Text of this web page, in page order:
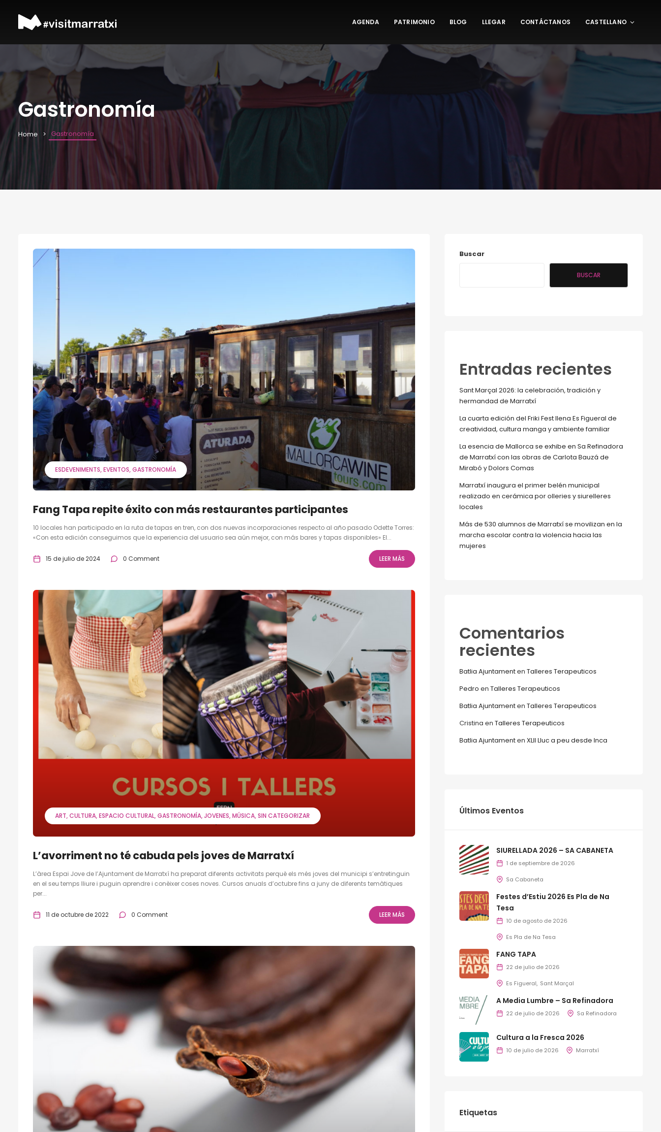
AGENDA PATRIMONIO BLOG LLEGAR CONTÁCTANOS CASTELLANO
Gastronomía
Home Gastronomía
ESDEVENIMENTS EVENTOS GASTRONOMÍA
Fang Tapa repite éxito con más restaurantes participantes
10 locales han participado en la ruta de tapas en tren, con dos nuevas incorporaciones respecto al año pasado Odette Torres:
«Con esta edición conseguimos que la experiencia del usuario sea aún mejor, con más bares y tapas disponibles» El...
15 de julio de 2024 0 Comment LEER MÁS
ART CULTURA ESPACIO CULTURAL GASTRONOMÍA JOVENES MÚSICA SIN CATEGORIZAR
L’avorriment no té cabuda pels joves de Marratxí
L’àrea Espai Jove de l’Ajuntament de Marratxí ha preparat diferents activitats perquè els més joves del municipi s’entretinguin
en el seu temps lliure i puguin aprendre i conèixer coses noves. Cursos anuals d’octubre fins a juny de diferents temàtiques
per...
11 de octubre de 2022 0 Comment LEER MÁS
Buscar
BUSCAR
Entradas recientes
Sant Marçal 2026: la celebración, tradición y
hermandad de Marratxí
La cuarta edición del Friki Fest llena Es Figueral de
creatividad, cultura manga y ambiente familiar
La esencia de Mallorca se exhibe en Sa Refinadora
de Marratxí con las obras de Carlota Bauzá de
Mirabó y Dolors Comas
Marratxí inaugura el primer belén municipal
realizado en cerámica por olleries y siurelleres
locales
Más de 530 alumnos de Marratxí se movilizan en la
marcha escolar contra la violencia hacia las
mujeres
Comentarios
recientes
Batlia Ajuntamenten Talleres Terapeuticos
Pedro en Talleres Terapeuticos
Batlia Ajuntamenten Talleres Terapeuticos
Cristina en Talleres Terapeuticos
Batlia Ajuntamenten XLII Lluc a peu desde Inca
Últimos Eventos
SIURELLADA 2026 – SA CABANETA
1 de septiembre de 2026
Sa Cabaneta
Festes d’Estiu 2026 Es Pla de Na
Tesa
10 de agosto de 2026
Es Pla de Na Tesa
FANG TAPA
22 de julio de 2026
Es Figueral Sant Marçal
A Media Lumbre – Sa Refinadora
22 de julio de 2026 Sa Refinadora
Cultura a la Fresca 2026
10 de julio de 2026 Marratxí
Etiquetas